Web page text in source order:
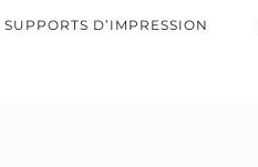
SUPPORTS D’IMPRESSION